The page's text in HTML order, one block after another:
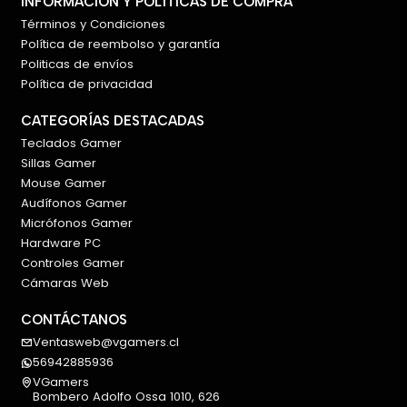
PC / Mac
Xbox Series X|S
Nintendo Switch
iOS / Android
🎯 ¿Por qué elegir los Astro A30 Wireless
PlayStation?
LosAstro A30 Wireless White
quienes buscan:
🎮 Audio gamer versátil y de alto nivel
📱 Conectividad múltiple simultánea
🎧 Comodidad premium
🛒 Compra inteligente en VGamers
Si buscas audífonos gamer premium con
Términos y Condiciones
Política de reembolso y garantía
Politicas de envíos
Política de privacidad
CATEGORÍAS DESTACADAS
Teclados Gamer
Sillas Gamer
Mouse Gamer
Audífonos Gamer
Micrófonos Gamer
Hardware PC
Controles Gamer
Cámaras Web
CONTÁCTANOS
Ventasweb@vgamers.cl
56942885936
VGamers
Bombero Adolfo Ossa 1010, 626